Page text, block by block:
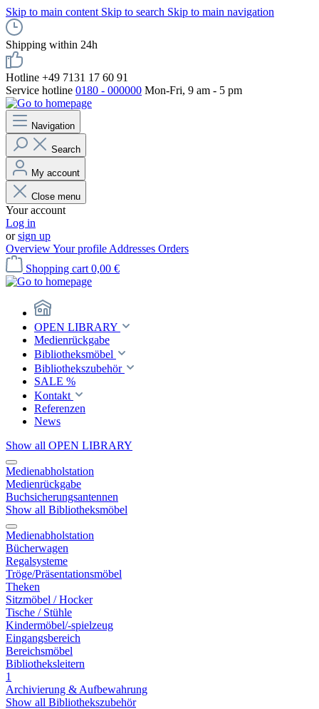
Skip to main content Skip to search Skip to main navigation
Shipping within 24h
Hotline +49 7131 17 60 91
Service hotline 0180 - 000000 Mon-Fri, 9 am - 5 pm
Navigation
Search
My account
Close menu
Your account
Log in
orsign up
OverviewYour profile Addresses Orders
Shopping cart 0,00 €
OPEN LIBRARY
Medienrückgabe
Bibliotheksmöbel
Bibliothekszubehör
SALE %
Kontakt
Referenzen
News
Show all OPEN LIBRARY
Medienabholstation
Medienrückgabe
Buchsicherungsantennen
Show all Bibliotheksmöbel
Medienabholstation
Bücherwagen
Regalsysteme
Tröge/Präsentationsmöbel
Theken
Sitzmöbel / Hocker
Tische / Stühle
Kindermöbel/-spielzeug
Eingangsbereich
Bereichsmöbel
Bibliotheksleitern
1
Archivierung & Aufbewahrung
Show all Bibliothekszubehör